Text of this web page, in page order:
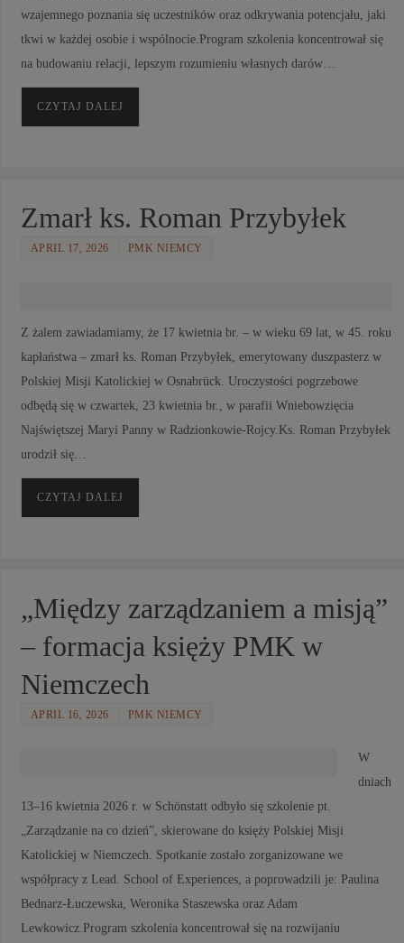
wzajemnego poznania się uczestników oraz odkrywania potencjału, jaki
tkwi w każdej osobie i wspólnocie.Program szkolenia koncentrował się
na budowaniu relacji, lepszym rozumieniu własnych darów…
CZYTAJ DALEJ
Zmarł ks. Roman Przybyłek
APRIL 17, 2026 PMK NIEMCY
Z żalem zawiadamiamy, że 17 kwietnia br. – w wieku 69 lat, w 45. roku
kapłaństwa – zmarł ks. Roman Przybyłek, emerytowany duszpasterz w
Polskiej Misji Katolickiej w Osnabrück. Uroczystości pogrzebowe
odbędą się w czwartek, 23 kwietnia br., w parafii Wniebowzięcia
Najświętszej Maryi Panny w Radzionkowie-Rojcy.Ks. Roman Przybyłek
urodził się…
CZYTAJ DALEJ
„Między zarządzaniem a misją”
– formacja księży PMK w
Niemczech
APRIL 16, 2026 PMK NIEMCY
W
dniach
13–16 kwietnia 2026 r. w Schönstatt odbyło się szkolenie pt.
„Zarządzanie na co dzień”, skierowane do księży Polskiej Misji
Katolickiej w Niemczech. Spotkanie zostało zorganizowane we
współpracy z Lead. School of Experiences, a poprowadzili je: Paulina
Bednarz-Łuczewska, Weronika Staszewska oraz Adam
Lewkowicz.Program szkolenia koncentrował się na rozwijaniu